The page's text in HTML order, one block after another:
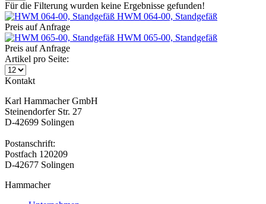
Für die Filterung wurden keine Ergebnisse gefunden!
HWM 064-00, Standgefäß
Preis auf Anfrage
HWM 065-00, Standgefäß
Preis auf Anfrage
Artikel pro Seite:
Kontakt
Karl Hammacher GmbH
Steinendorfer Str. 27
D-42699 Solingen
Postanschrift:
Postfach 120209
D-42677 Solingen
Hammacher